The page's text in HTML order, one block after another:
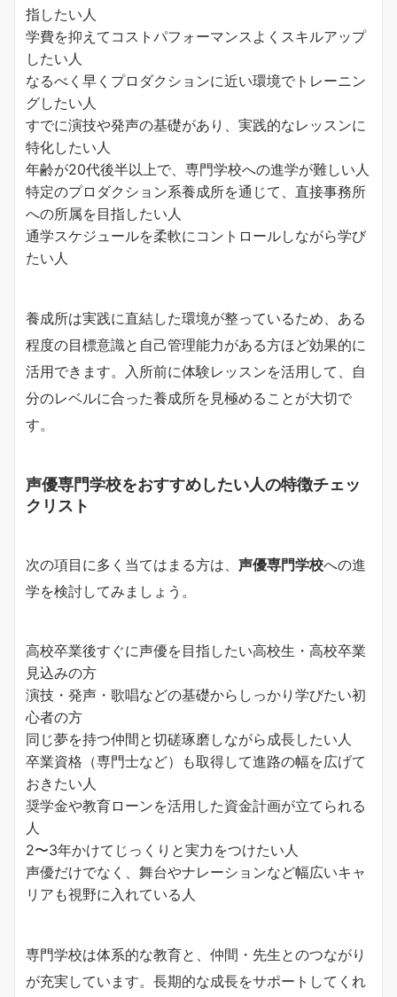
指したい人
学費を抑えてコストパフォーマンスよくスキルアップ
したい人
なるべく早くプロダクションに近い環境でトレーニン
グしたい人
すでに演技や発声の基礎があり、実践的なレッスンに
特化したい人
年齢が20代後半以上で、専門学校への進学が難しい人
特定のプロダクション系養成所を通じて、直接事務所
への所属を目指したい人
通学スケジュールを柔軟にコントロールしながら学び
たい人
養成所は実践に直結した環境が整っているため、ある
程度の目標意識と自己管理能力がある方ほど効果的に
活用できます。入所前に体験レッスンを活用して、自
分のレベルに合った養成所を見極めることが大切で
す。
声優専門学校をおすすめしたい人の特徴チェッ
クリスト
次の項目に多く当てはまる方は、 声優専門学校への進
学を検討してみましょう。
高校卒業後すぐに声優を目指したい高校生・高校卒業
見込みの方
演技・発声・歌唱などの基礎からしっかり学びたい初
心者の方
同じ夢を持つ仲間と切磋琢磨しながら成長したい人
卒業資格（専門士など）も取得して進路の幅を広げて
おきたい人
奨学金や教育ローンを活用した資金計画が立てられる
人
2〜3年かけてじっくりと実力をつけたい人
声優だけでなく、舞台やナレーションなど幅広いキャ
リアも視野に入れている人
専門学校は体系的な教育と、仲間・先生とのつながり
が充実しています。長期的な成長をサポートしてくれ